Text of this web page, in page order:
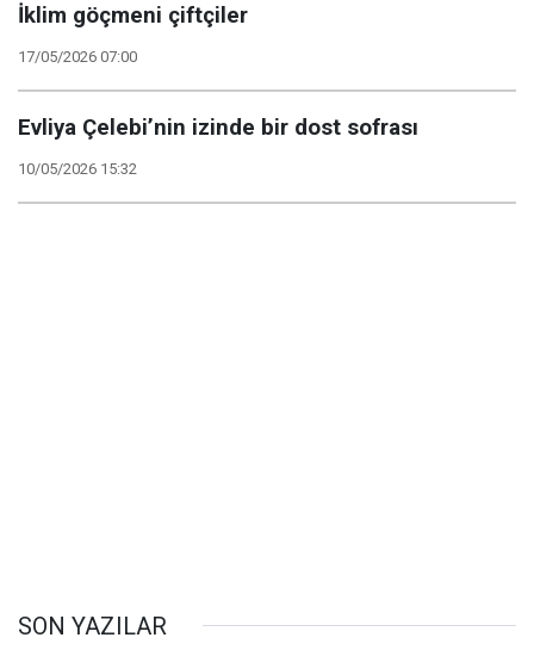
İklim göçmeni çiftçiler
17/05/2026 07:00
Evliya Çelebi’nin izinde bir dost sofrası
10/05/2026 15:32
SON YAZILAR